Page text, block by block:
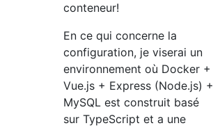
conteneur!
En ce qui concerne la
configuration, je viserai un
environnement où Docker +
Vue.js + Express (Node.js) +
MySQL est construit basé
sur TypeScript et a une